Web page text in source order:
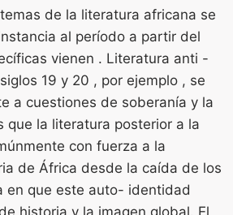
de la literatura africana se
al período a partir del
vienen . Literatura anti -
19 y 20 , por ejemplo , se
a cuestiones de soberanía y la
que la literatura posterior a la
con fuerza a la
de África desde la caída de los
en que este auto- identidad
historia y la imagen global. El